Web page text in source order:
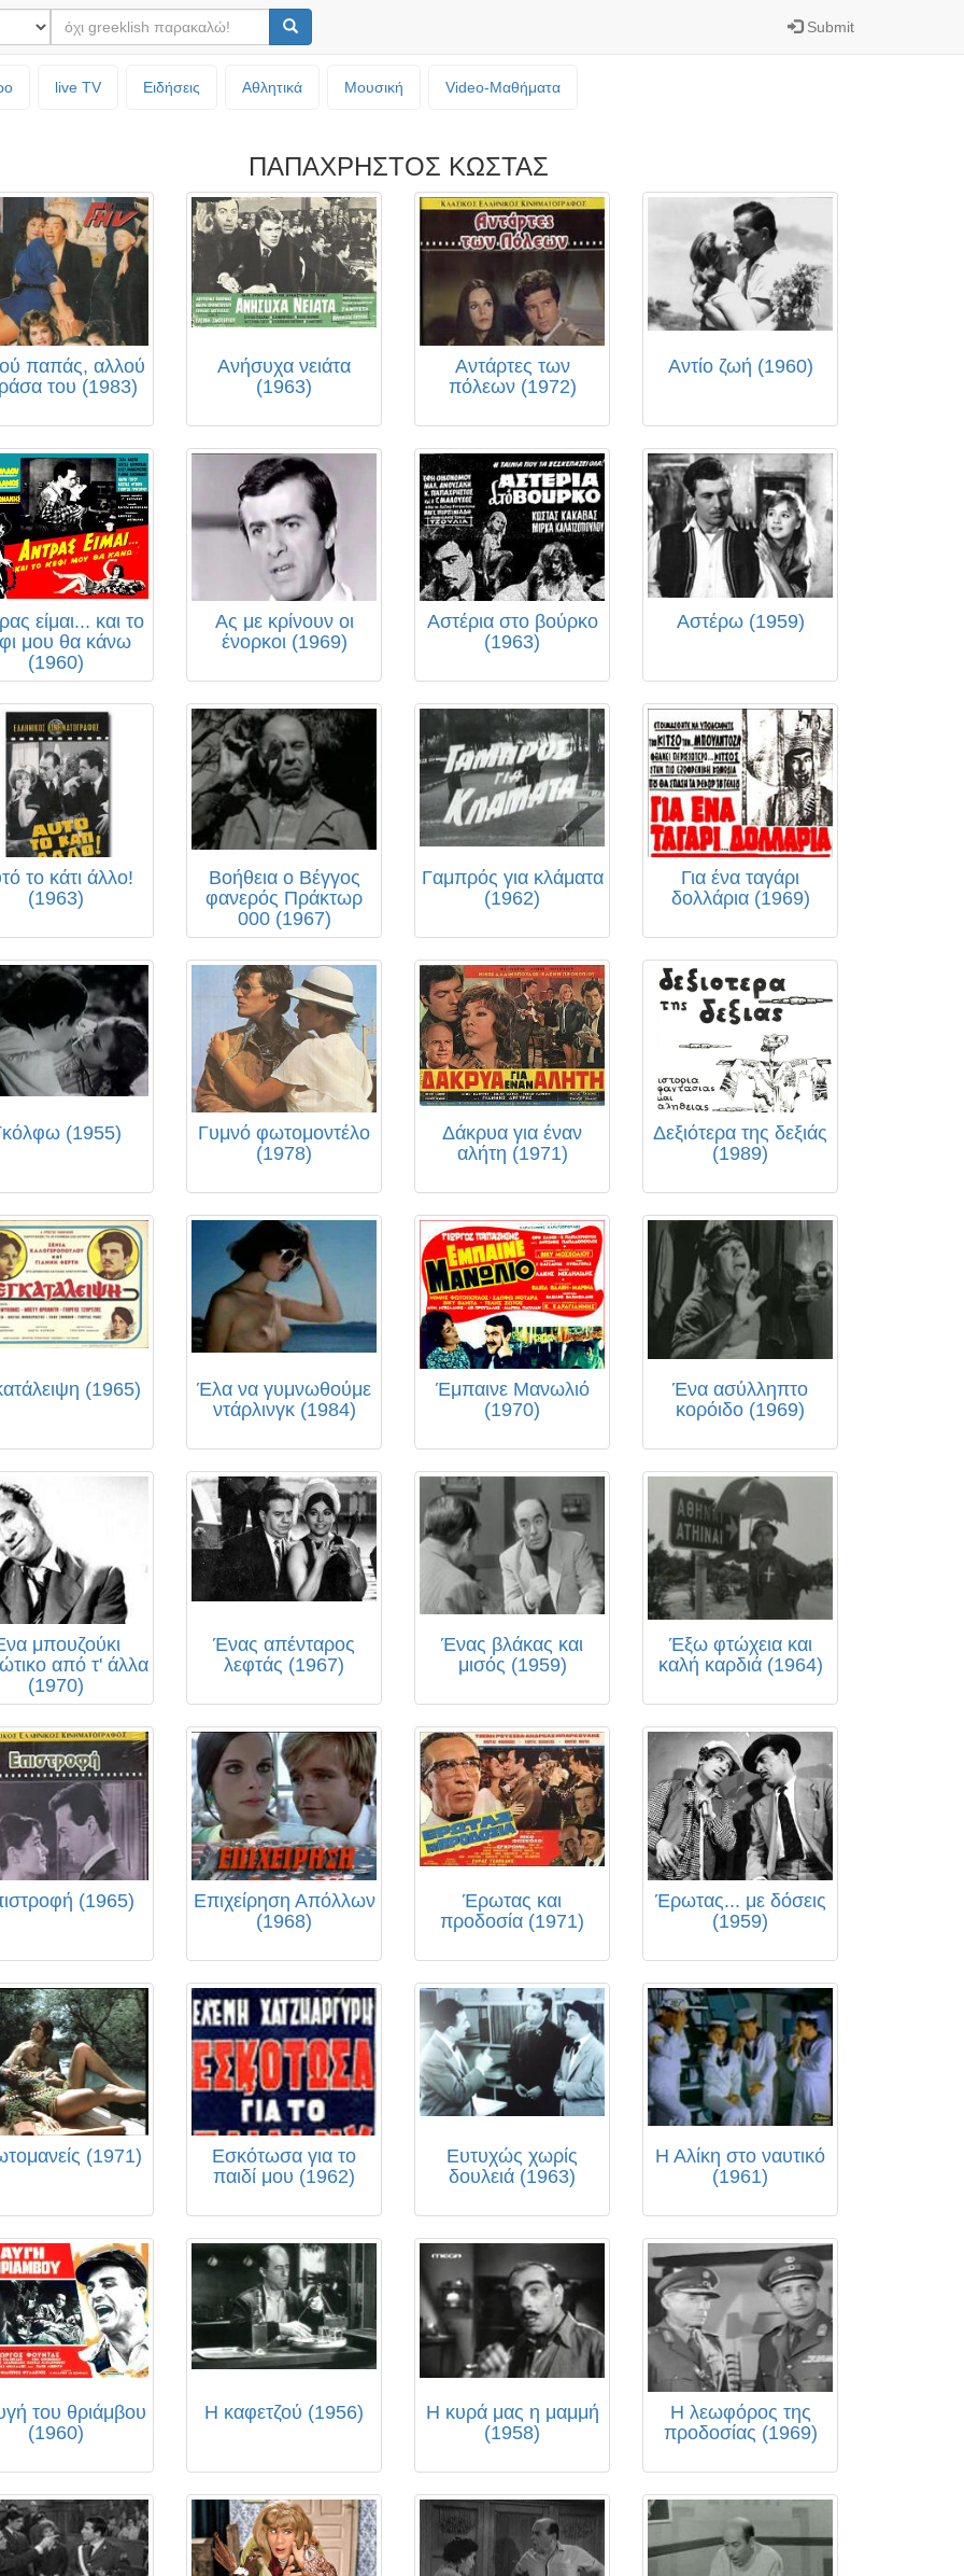
Submit
live TV Ειδήσεις Αθλητικά Μουσική Video-Mαθήματα
ΠΑΠΑΧΡΗΣΤΟΣ ΚΩΣΤΑΣ
παπάς, αλλού
του (1983)
Ανήσυχα νειάτα
(1963)
Αντάρτες των
πόλεων (1972)
Αντίο ζωή (1960)
είμαι... και το
μου θα κάνω
(1960)
Ας με κρίνουν οι
ένορκοι (1969)
Αστέρια στο βούρκο
(1963)
Αστέρω (1959)
το κάτι άλλο!
(1963)
Βοήθεια ο Βέγγος
φανερός Πράκτωρ
000 (1967)
Γαμπρός για κλάματα
(1962)
Για ένα ταγάρι
δολλάρια (1969)
(1955)
Γυμνό φωτομοντέλο
(1978)
Δάκρυα για έναν
αλήτη (1971)
Δεξιότερα της δεξιάς
(1989)
(1965)
Έλα να γυμνωθούμε
ντάρλινγκ (1984)
Έμπαινε Μανωλιό
(1970)
Ένα ασύλληπτο
κορόιδο (1969)
μπουζούκι
από τ' άλλα
(1970)
Ένας απένταρος
λεφτάς (1967)
Ένας βλάκας και
μισός (1959)
Έξω φτώχεια και
καλή καρδιά (1964)
(1965)
Επιχείρηση Απόλλων
(1968)
Έρωτας και
προδοσία (1971)
Έρωτας... με δόσεις
(1959)
(1971)
Εσκότωσα για το
παιδί μου (1962)
Ευτυχώς χωρίς
δουλειά (1963)
Η Αλίκη στο ναυτικό
(1961)
του θριάμβου
(1960)
Η καφετζού (1956)
Η κυρά μας η μαμμή
(1958)
Η λεωφόρος της
προδοσίας (1969)